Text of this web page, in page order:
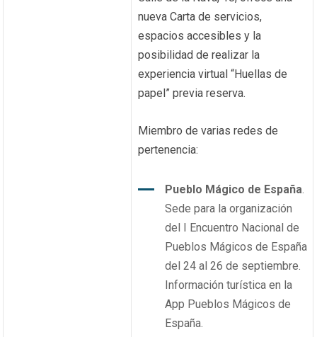
nueva Carta de servicios,
espacios accesibles y la
posibilidad de realizar la
experiencia virtual “Huellas de
papel” previa reserva.
Miembro de varias redes de
pertenencia:
Pueblo Mágico de España.
Sede para la organización
del I Encuentro Nacional de
Pueblos Mágicos de España
del 24 al 26 de septiembre.
Información turística en la
App Pueblos Mágicos de
España.